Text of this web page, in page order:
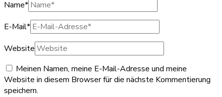
Name*
E-Mail*
Website
Meinen Namen, meine E-Mail-Adresse und meine
Website in diesem Browser für die nächste Kommentierung
speichern.